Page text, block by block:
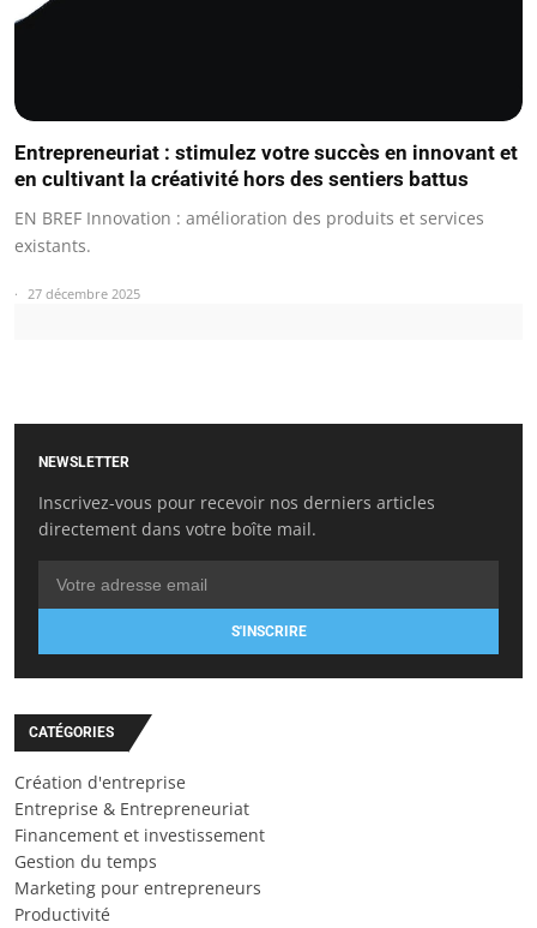
Entrepreneuriat : stimulez votre succès en innovant et
en cultivant la créativité hors des sentiers battus
EN BREF Innovation : amélioration des produits et services
existants.
27 décembre 2025
NEWSLETTER
Inscrivez-vous pour recevoir nos derniers articles
directement dans votre boîte mail.
S'INSCRIRE
CATÉGORIES
Création d'entreprise
Entreprise & Entrepreneuriat
Financement et investissement
Gestion du temps
Marketing pour entrepreneurs
Productivité